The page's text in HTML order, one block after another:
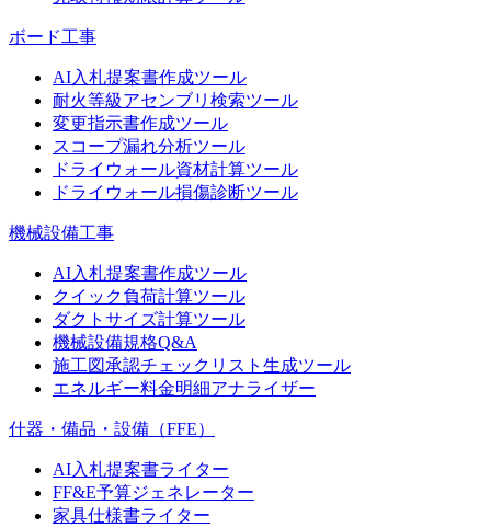
ボード工事
AI入札提案書作成ツール
耐火等級アセンブリ検索ツール
変更指示書作成ツール
スコープ漏れ分析ツール
ドライウォール資材計算ツール
ドライウォール損傷診断ツール
機械設備工事
AI入札提案書作成ツール
クイック負荷計算ツール
ダクトサイズ計算ツール
機械設備規格Q&A
施工図承認チェックリスト生成ツール
エネルギー料金明細アナライザー
什器・備品・設備（FFE）
AI入札提案書ライター
FF&E予算ジェネレーター
家具仕様書ライター